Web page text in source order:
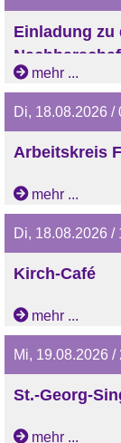
Einladung zu
mehr ...
Di, 18.08.2026 /
Arbeitskreis
mehr ...
Di, 18.08.2026 /
Kirch-Café
mehr ...
Mi, 19.08.2026 /
St.-Georg-
mehr ...